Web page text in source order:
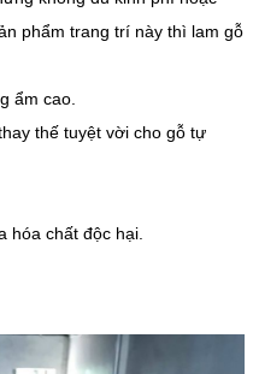
phẩm trang trí này thì lam gỗ
ẩm cao.
thế tuyệt vời cho gỗ tự
hóa chất độc hại.